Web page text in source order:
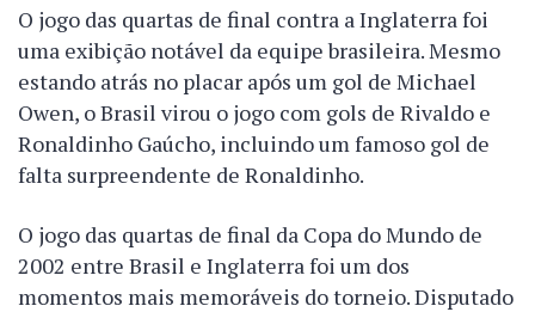
O jogo das quartas de final contra a Inglaterra foi
uma exibição notável da equipe brasileira. Mesmo
estando atrás no placar após um gol de Michael
Owen, o Brasil virou o jogo com gols de Rivaldo e
Ronaldinho Gaúcho, incluindo um famoso gol de
falta surpreendente de Ronaldinho.
O jogo das quartas de final da Copa do Mundo de
2002 entre Brasil e Inglaterra foi um dos
momentos mais memoráveis do torneio. Disputado